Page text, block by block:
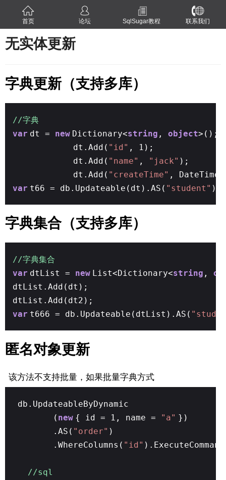
首页 论坛 SqlSugar教程 联系我们
无实体更新
字典更新（支持多库）
//字典
var dt = new Dictionary<string , object>();
dt.Add( "id" , 1);
dt.Add( "name" , "jack" );
dt.Add( "createTime" ,
var t66 = db.Updateable(dt).AS( "student"
字典集合（支持多库）
//字典集合
var dtList = new List<Dictionary<string ,
dtList.Add(dt);
dtList.Add(dt2);
var t666 = db.Updateable(dtList).AS(
匿名对象更新
该方法不支持批量，如果批量字典方式
db.UpdateableByDynamic
( new { id = 1, name = "a" })
.AS( "order" )
.WhereColumns( "id"
//sql